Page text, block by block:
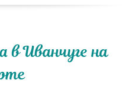
в Иванчуге на